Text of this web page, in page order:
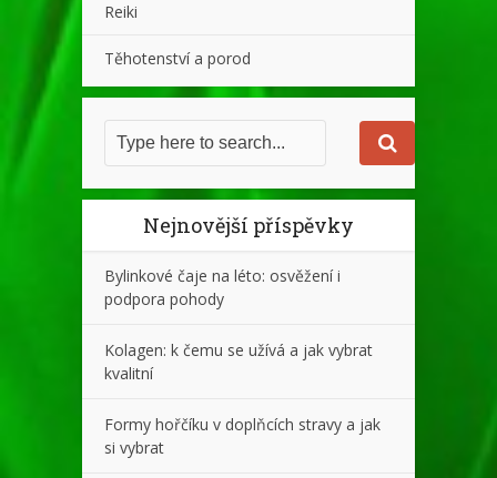
Reiki
Těhotenství a porod
Nejnovější příspěvky
Bylinkové čaje na léto: osvěžení i
podpora pohody
Kolagen: k čemu se užívá a jak vybrat
kvalitní
Formy hořčíku v doplňcích stravy a jak
si vybrat